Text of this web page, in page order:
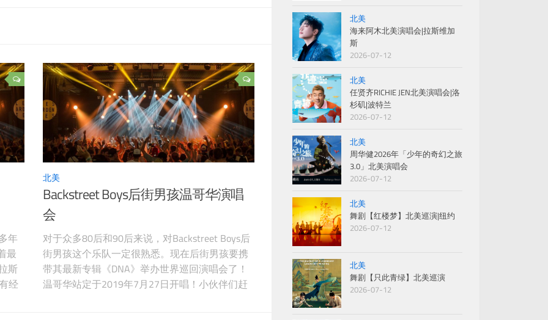
年
最
斯
经
北美
Backstreet Boys后街男孩温哥华演唱
会
对于众多80后和90后来说，对Backstreet Boys后
街男孩这个乐队一定很熟悉。现在后街男孩要携
带其最新专辑《DNA》举办世界巡回演唱会了！
温哥华站定于2019年7月27日开唱！小伙伴们赶
北美
海来阿木北美演唱会|拉斯维加
斯
2026-07-12
北美
任贤齐RICHIE JEN北美演唱会|洛
杉矶|波特兰
2026-07-12
北美
周华健2026年「少年的奇幻之旅
3.0」北美演唱会
2026-07-12
北美
舞剧【红楼梦】北美巡演|纽约
2026-07-12
北美
舞剧【只此青绿】北美巡演
2026-07-12